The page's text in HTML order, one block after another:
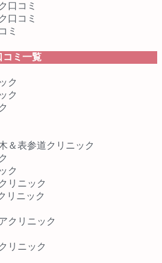
口コミ
口コミ
ミ
コミ一覧
ク
ク
＆表参道クリニック
ク
リニック
リニック
クリニック
リニック